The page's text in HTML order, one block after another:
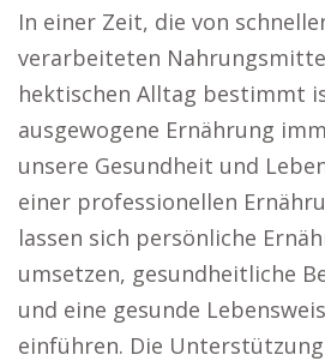
In einer Zeit, die von
verarbeiteten
hektischen Alltag bestimmt
ausgewogene Ernährung
unsere Gesundheit und
einer professionellen
lassen sich persönliche
umsetzen, gesundheitliche
und eine gesunde
einführen. Die